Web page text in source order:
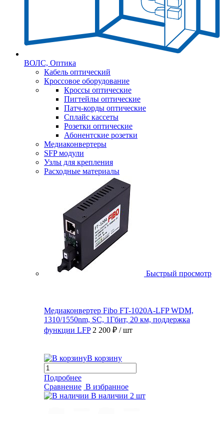
ВОЛС, Оптика
Кабель оптический
Кроссовое оборудование
Кроссы оптические
Пигтейлы оптические
Патч-корды оптические
Сплайс кассеты
Розетки оптические
Абонентские розетки
Медиаконвертеры
SFP модули
Узлы для крепления
Расходные материалы
Быстрый просмотр
Медиаконвертер Fibo FT-1020A-LFP WDM,
1310/1550nm, SC, 1Гбит, 20 км, поддержка
функции LFP 2 200 ₽ / шт
В корзину
Подробнее
Сравнение В избранное
В наличии 2 шт